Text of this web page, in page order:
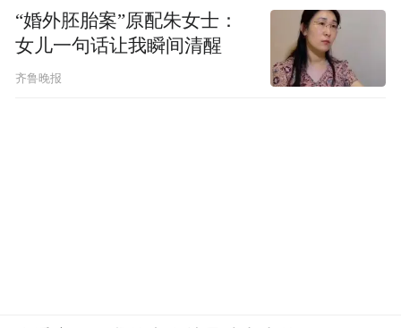
“婚外胚胎案”原配朱女士：
女儿一句话让我瞬间清醒
齐鲁晚报